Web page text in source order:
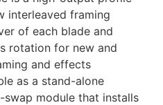
interleaved framing
of each blade and
rotation for new and
and effects
as a stand-alone
module that installs